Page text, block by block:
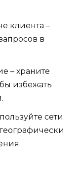
клиента –
в
– храните
избежать
сети